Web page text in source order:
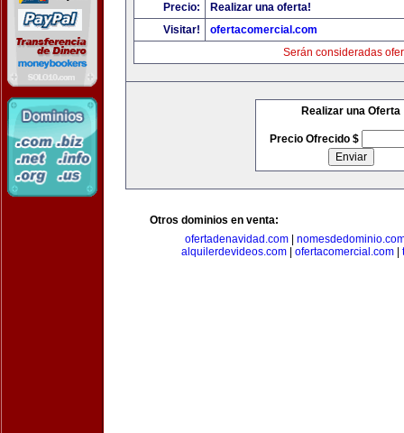
Precio:
Realizar una oferta!
Visitar!
ofertacomercial.com
Serán consideradas
Realizar una Oferta
Precio Ofrecido $
Otros dominios en venta:
ofertadenavidad.com|
alquilerdevideos.com
ofertacomercial.com